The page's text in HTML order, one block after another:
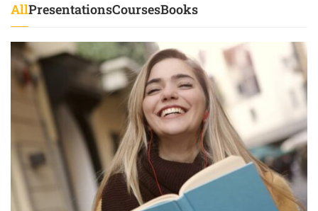
AllPresentationsCoursesBooks